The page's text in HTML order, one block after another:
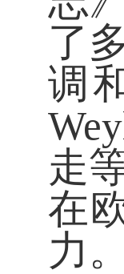
了
调
走
在
力。